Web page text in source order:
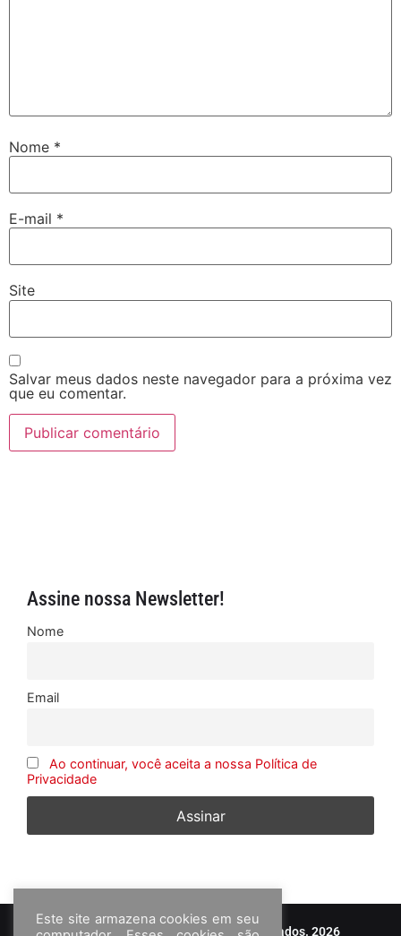
Nome *
E-mail *
Site
Salvar meus dados neste navegador para a próxima vez
que eu comentar.
Assine nossa Newsletter!
Nome
Email
Ao continuar, você aceita a nossa Política de
Privacidade
© Frota&Cia - Todos os direitos reservados. 2026
Este site armazena cookies em seu